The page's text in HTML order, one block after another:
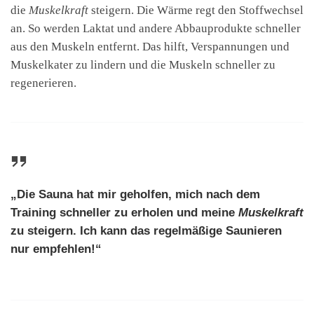
die Muskelkraft steigern. Die Wärme regt den Stoffwechsel
an. So werden Laktat und andere Abbauprodukte schneller
aus den Muskeln entfernt. Das hilft, Verspannungen und
Muskelkater zu lindern und die Muskeln schneller zu
regenerieren.
„Die Sauna hat mir geholfen, mich nach dem
Training schneller zu erholen und meine Muskelkraft
zu steigern. Ich kann das regelmäßige Saunieren
nur empfehlen!“